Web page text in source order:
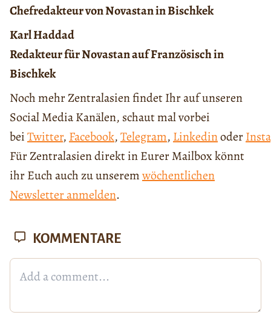
Chefredakteur von Novastan in Bischkek
Karl Haddad
Redakteur für Novastan auf Französisch in
Bischkek
Noch mehr Zentralasien findet Ihr auf unseren
Social Media Kanälen, schaut mal vorbei
beiTwitter, Facebook,Telegram, Linkedinoder
Für Zentralasien direkt in Eurer Mailbox könnt
ihr Euch auch zu unseremwöchentlichen
Newsletter anmelden.
KOMMENTARE